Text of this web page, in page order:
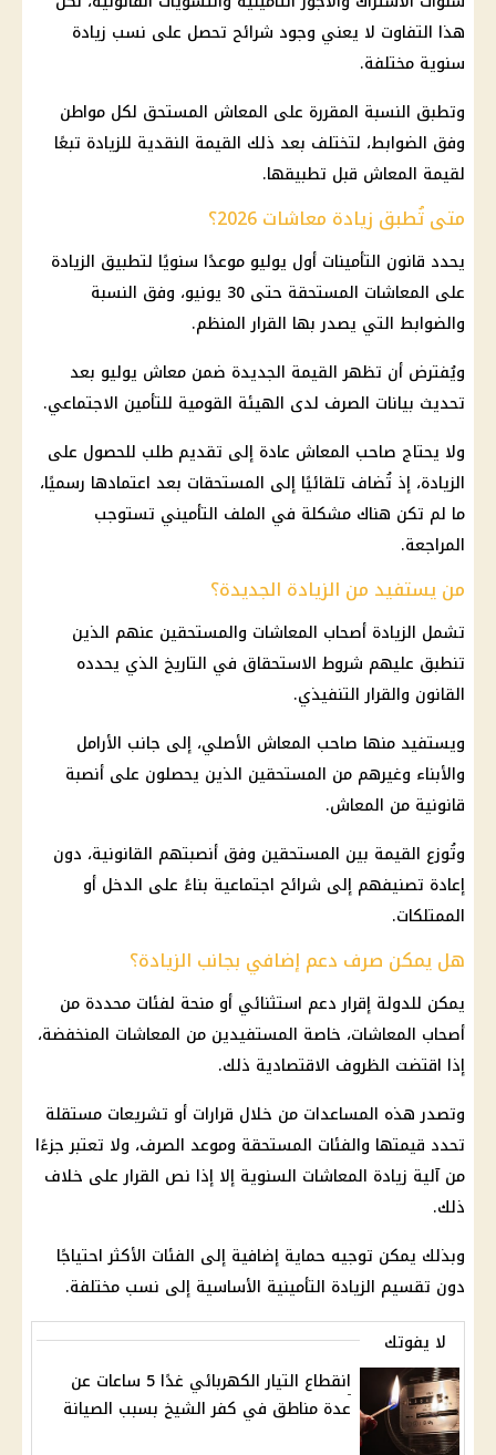
هذا التفاوت لا يعني وجود شرائح تحصل على نسب زيادة
سنوية مختلفة.
وتطبق النسبة المقررة على المعاش المستحق لكل مواطن
وفق الضوابط، لتختلف بعد ذلك القيمة النقدية للزيادة تبعًا
لقيمة المعاش قبل تطبيقها.
متى تُطبق زيادة معاشات 2026؟
يحدد قانون التأمينات أول يوليو موعدًا سنويًا لتطبيق الزيادة
على المعاشات
المستحقة حتى 30 يونيو، وفق النسبة
والضوابط التي يصدر بها القرار المنظم.
ويُفترض أن تظهر القيمة الجديدة ضمن معاش يوليو بعد
تحديث بيانات الصرف لدى الهيئة القومية للتأمين الاجتماعي.
ولا يحتاج صاحب المعاش عادة إلى تقديم طلب للحصول على
الزيادة، إذ تُضاف تلقائيًا إلى المستحقات بعد اعتمادها رسميًا،
ما لم تكن هناك مشكلة في الملف التأميني تستوجب
المراجعة.
من يستفيد من الزيادة الجديدة؟
تشمل الزيادة أصحاب المعاشات والمستحقين عنهم الذين
تنطبق عليهم شروط الاستحقاق في التاريخ الذي يحدده
القانون والقرار التنفيذي.
ويستفيد منها صاحب المعاش الأصلي، إلى جانب الأرامل
والأبناء وغيرهم من المستحقين الذين يحصلون على أنصبة
قانونية من المعاش.
وتُوزع القيمة بين المستحقين وفق أنصبتهم القانونية، دون
إعادة تصنيفهم إلى شرائح اجتماعية بناءً على الدخل أو
الممتلكات.
هل يمكن صرف دعم إضافي بجانب الزيادة؟
يمكن للدولة إقرار دعم استثنائي أو منحة لفئات محددة من
أصحاب المعاشات، خاصة المستفيدين من المعاشات المنخفضة،
إذا اقتضت الظروف الاقتصادية ذلك.
وتصدر هذه المساعدات من خلال قرارات أو تشريعات مستقلة
تحدد قيمتها والفئات المستحقة وموعد الصرف، ولا تعتبر جزءًا
من آلية زيادة المعاشات السنوية إلا إذا نص القرار على خلاف
ذلك.
وبذلك يمكن توجيه حماية إضافية إلى الفئات الأكثر احتياجًا
دون تقسيم الزيادة التأمينية الأساسية إلى نسب مختلفة.
لا يفوتك
انقطاع التيار الكهربائي غدًا 5 ساعات عن
عدة مناطق في كفر الشيخ بسبب الصيانة